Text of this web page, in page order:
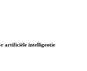
artificiële intelligentie